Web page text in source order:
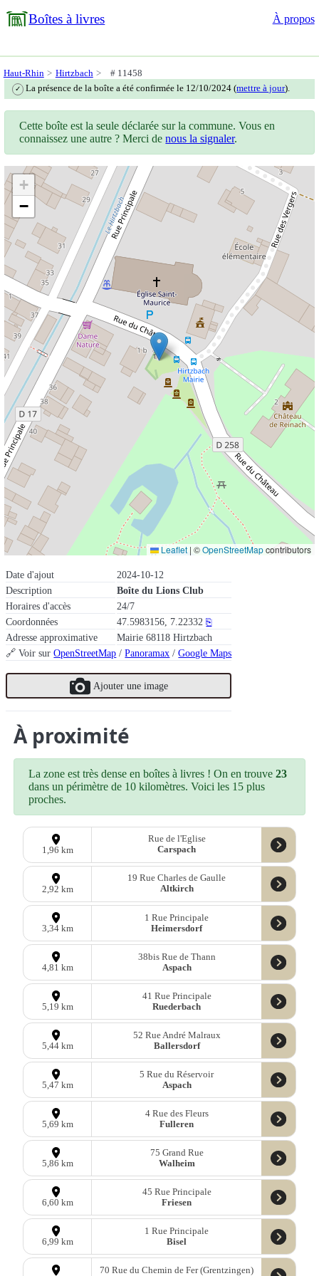
Boîtes à livres À propos
Haut-Rhin Hirtzbach # 11458
✓ La présence de la boîte a été confirmée le 12/10/2024 (mettre à jour).
Date d'ajout
2024-10-12
Description
Boîte du Lions Club
Horaires d'accès
24/7
Coordonnées
47.5983156, 7.22332 ⎘
Adresse approximative
Mairie 68118 Hirtzbach
🔗 Voir surOpenStreetMap /Panoramax /Google Maps
Ajouter une image
Cette boîte est la seule déclarée sur la commune. Vous en
connaissez une autre ? Merci denous la signaler.
+
−
Leaflet | ©OpenStreetMapcontributors
À proximité
La zone est très dense en boîtes à livres ! On en trouve23
dans un périmètre de 10 kilomètres. Voici les 15 plus
proches.
1,96 km
Rue de l'Eglise
Carspach
2,92 km
19 Rue Charles de Gaulle
Altkirch
3,34 km
1 Rue Principale
Heimersdorf
4,81 km
38bis Rue de Thann
Aspach
5,19 km
41 Rue Principale
Ruederbach
5,44 km
52 Rue André Malraux
Ballersdorf
5,47 km
5 Rue du Réservoir
Aspach
5,69 km
4 Rue des Fleurs
Fulleren
5,86 km
75 Grand Rue
Walheim
6,60 km
45 Rue Principale
Friesen
6,99 km
1 Rue Principale
Bisel
70 Rue du Chemin de Fer (Grentzingen)